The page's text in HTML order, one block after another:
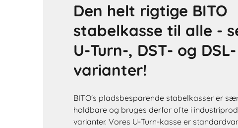
Den helt rigtige BITO
stabelkasse til alle -
U-Turn-, DST- og DSL-
varianter!
BITO's pladsbesparende stabelkasser er
holdbare og bruges derfor ofte i
varianter. Vores U-Turn-kasse er